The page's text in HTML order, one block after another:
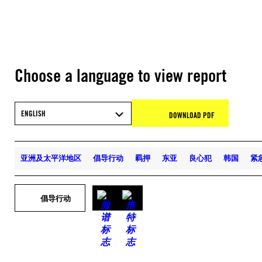
Choose a language to view report
ENGLISH DOWNLOAD PDF
亚洲及太平洋地区 倡导行动 羁押 东亚 良心犯 韩国 紧
倡导行动